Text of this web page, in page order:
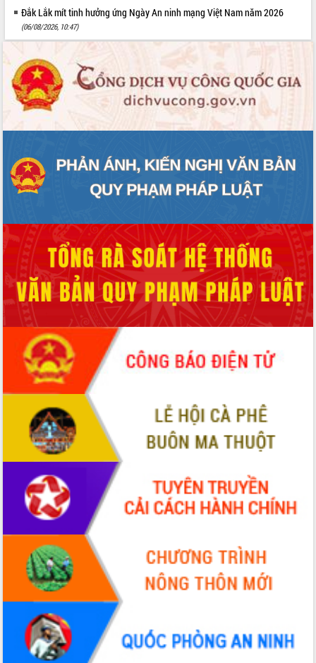
Đắk Lắk mít tinh hưởng ứng Ngày An ninh mạng Việt Nam năm 2026
(06/08/2026, 10:47)